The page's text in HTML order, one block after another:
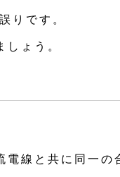
りです。
ょう。
線と共に同一の